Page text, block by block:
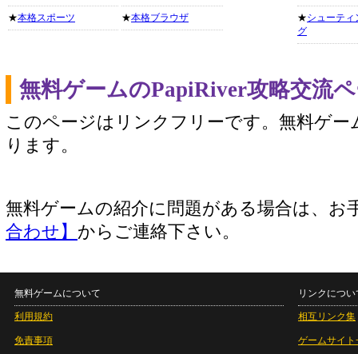
★本格スポーツ ★本格ブラウザ ★シューティ
グ
無料ゲームのPapiRiver攻略交流
このページはリンクフリーです。無料ゲー
ります。
無料ゲームの紹介に問題がある場合は、お
合わせ】 からご連絡下さい。
無料ゲームについて
利用規約
免責事項
リンクについ
相互リンク集
ゲームサイト